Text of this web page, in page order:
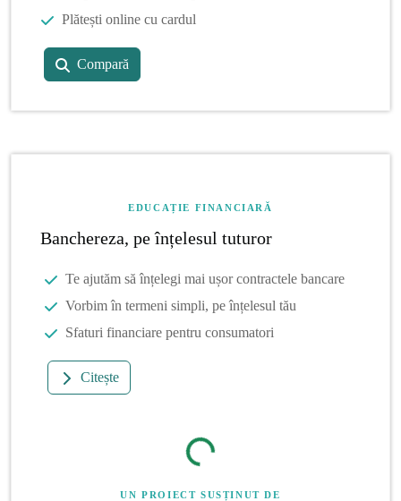
Plătești online cu cardul
Compară
EDUCAȚIE FINANCIARĂ
Banchereza, pe înțelesul tuturor
Te ajutăm să înțelegi mai ușor contractele bancare
Vorbim în termeni simpli, pe înțelesul tău
Sfaturi financiare pentru consumatori
Citește
UN PROIECT SUSȚINUT DE